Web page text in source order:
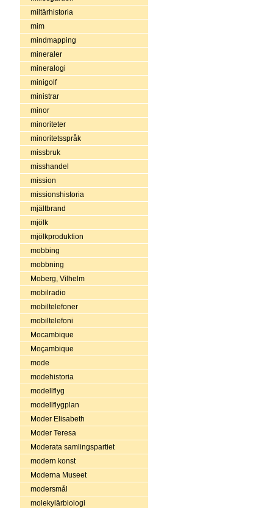
miltärhistoria
mim
mindmapping
mineraler
mineralogi
minigolf
ministrar
minor
minoriteter
minoritetsspråk
missbruk
misshandel
mission
missionshistoria
mjältbrand
mjölk
mjölkproduktion
mobbing
mobbning
Moberg, Vilhelm
mobilradio
mobiltelefoner
mobiltelefoni
Mocambique
Moçambique
mode
modehistoria
modellflyg
modellflygplan
Moder Elisabeth
Moder Teresa
Moderata samlingspartiet
modern konst
Moderna Museet
modersmål
molekylärbiologi